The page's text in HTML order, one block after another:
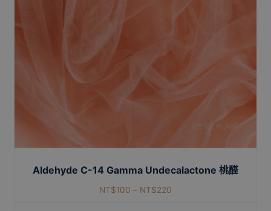
Aldehyde C-14 Gamma Undecalactone 桃醛
NT$100 – NT$220